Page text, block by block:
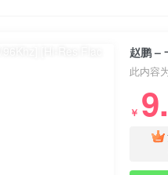
赵鹏 –
此内容
￥